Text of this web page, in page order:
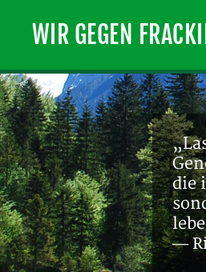
WIR GEGEN
die
—